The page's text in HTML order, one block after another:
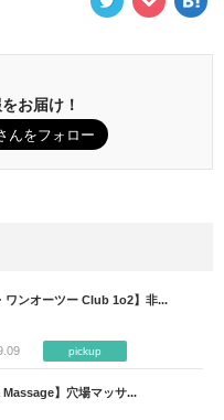
お届け！
ワンオーツー Club 1o2】非...
pickup
Massage】穴場マッサ...